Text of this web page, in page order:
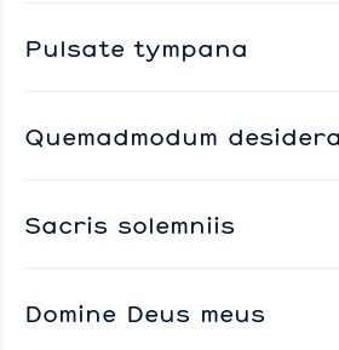
Pulsate tympana
Quemadmodum
Sacris solemniis
Domine Deus meus